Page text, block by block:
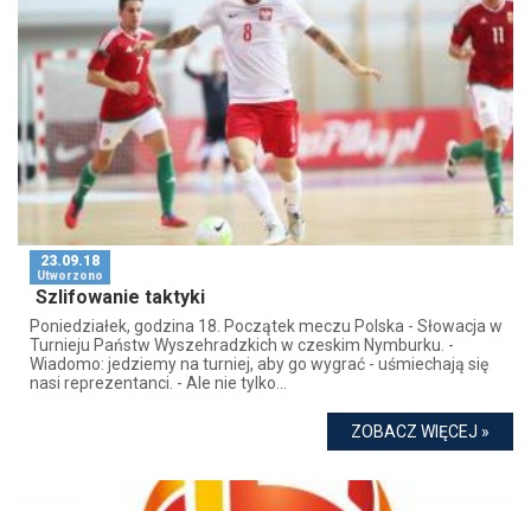
23.09.18
Utworzono
Szlifowanie taktyki
Poniedziałek, godzina 18. Początek meczu Polska - Słowacja w
Turnieju Państw Wyszehradzkich w czeskim Nymburku. -
Wiadomo: jedziemy na turniej, aby go wygrać - uśmiechają się
nasi reprezentanci. - Ale nie tylko...
ZOBACZ WIĘCEJ »